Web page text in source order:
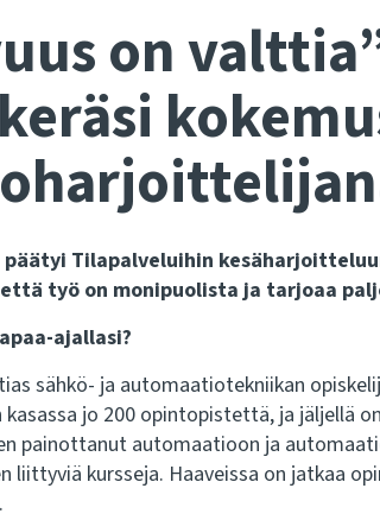
on
keräsi
päätyi Tilapalveluihin
työ on monipuolista ja tarjoaa
ajallasi?
sähkö- ja automaatiotekniikan
jo 200 opintopistettä, ja jäljellä
painottanut automaatioon ja
liittyviä kursseja. Haaveissa on jatkaa